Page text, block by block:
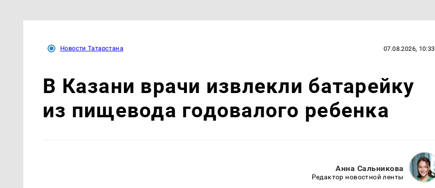
Новости Татарстана 07.08.2026, 10:33
В Казани врачи извлекли батарейку
из пищевода годовалого ребенка
Анна Сальникова
Редактор новостной ленты